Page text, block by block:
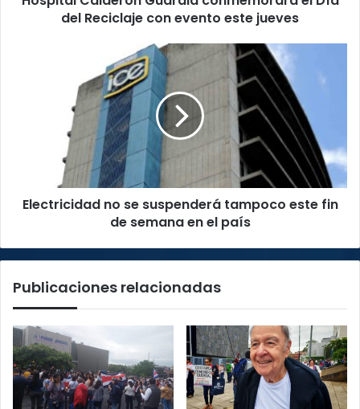
del Reciclaje con evento este jueves
enElectricidad no se suspenderá tampoco este fin
de semana en el país
Publicaciones relacionadas